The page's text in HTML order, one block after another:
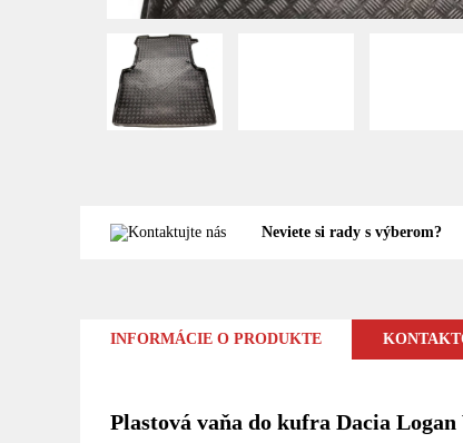
Neviete si rady s výberom?
INFORMÁCIE O PRODUKTE
Plastová vaňa do kufra Dacia Logan